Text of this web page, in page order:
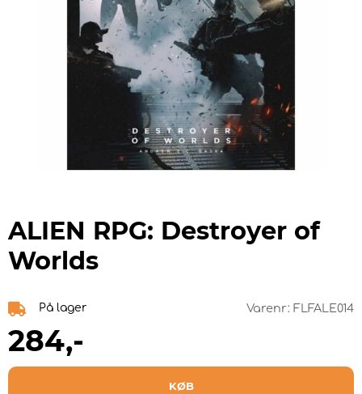
ALIEN RPG: Destroyer of
Worlds
På lager Varenr: FLFALE014
284,-
KØB